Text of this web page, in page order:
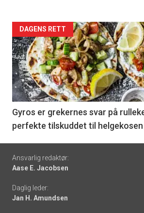
Forsiden
akkurat
nå
-
6
DAGENS RETT
Gyros er grekernes svar på
perfekte tilskuddet til helgekosen
Footer
-
links
Ansvarlig redaktør:
Aase E. Jacobsen
Daglig leder:
Jan H. Amundsen